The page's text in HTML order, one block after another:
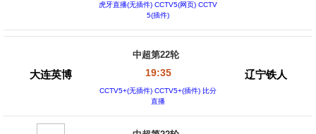
虎牙直播(无插件) CCTV5(网页) CCTV
5(插件)
大连英博
中超第22轮
19:35
CCTV5+(无插件) CCTV5+(插件) 比分
直播
辽宁铁人